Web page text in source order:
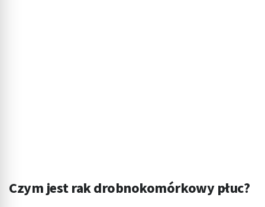
Czym jest rak drobnokomórkowy płuc?